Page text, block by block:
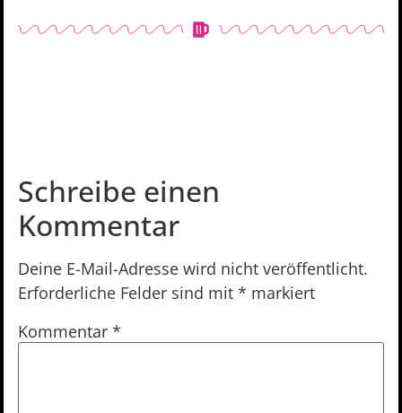
Schreibe einen
Kommentar
Deine E-Mail-Adresse wird nicht veröffentlicht.
Erforderliche Felder sind mit * markiert
Kommentar *